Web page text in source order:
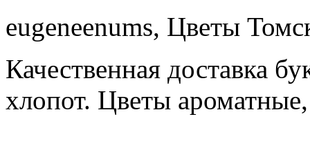
eugeneenums, Цветы
Качественная доставка
хлопот. Цветы